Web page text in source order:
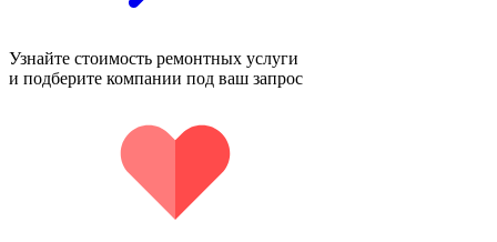
Узнайте стоимость ремонтных услуги
и подберите компании под ваш запрос